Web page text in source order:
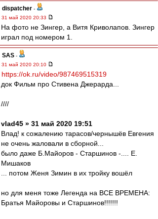
dispatcher -
31 май 2020 20:33
На фото не Зингер, а Витя Криволапов. Зингер
играл под номером 1.
SAS -
31 май 2020 20:10
https://ok.ru/video/987469515319
док Фильм про Стивена Джерарда...
////
vlad45 » 31 май 2020 19:51
Влад! к сожалению тарасов/чернышёв Евгения
не очень жаловали в сборной...
было даже Б.Майоров - Старшинов -.... Е.
Мишаков
... потом Женя Зимин в их тройку вошёл
но для меня тоже Легенда на ВСЕ ВРЕМЕНА:
Братья Майоровы и Старшинов!!!!!!!